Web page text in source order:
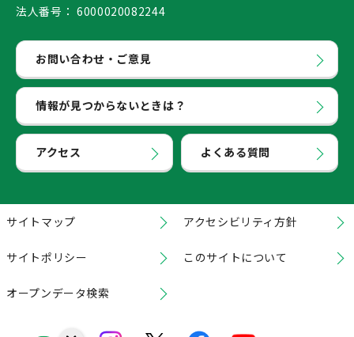
法人番号： 6000020082244
お問い合わせ・ご意見
情報が見つからないときは？
アクセス よくある質問
サイトマップ アクセシビリティ方針
サイトポリシー このサイトについて
オープンデータ検索